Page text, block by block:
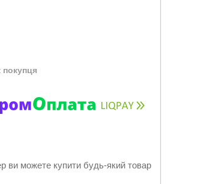
покупця
ви можете купити будь-який товар